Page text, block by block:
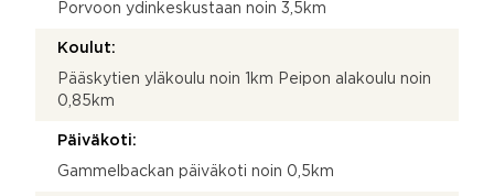
Porvoon ydinkeskustaan noin 3,5km
Koulut:
Pääskytien yläkoulu noin 1km Peipon alakoulu noin
0,85km
Päiväkoti:
Gammelbackan päiväkoti noin 0,5km